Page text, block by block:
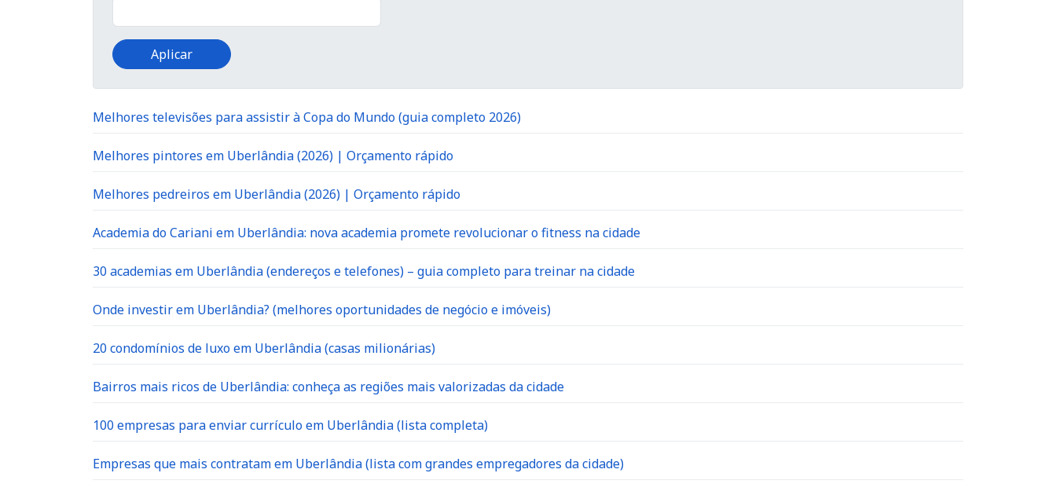
Melhores televisões para assistir à Copa do Mundo (guia completo 2026)
Melhores pintores em Uberlândia (2026) | Orçamento rápido
Melhores pedreiros em Uberlândia (2026) | Orçamento rápido
Academia do Cariani em Uberlândia: nova academia promete revolucionar o fitness na cidade
30 academias em Uberlândia (endereços e telefones) – guia completo para treinar na cidade
Onde investir em Uberlândia? (melhores oportunidades de negócio e imóveis)
20 condomínios de luxo em Uberlândia (casas milionárias)
Bairros mais ricos de Uberlândia: conheça as regiões mais valorizadas da cidade
100 empresas para enviar currículo em Uberlândia (lista completa)
Empresas que mais contratam em Uberlândia (lista com grandes empregadores da cidade)